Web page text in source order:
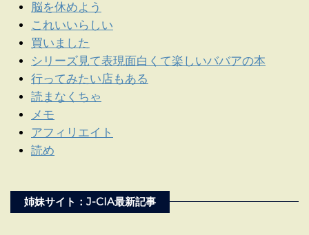
脳を休めよう
これいいらしい
買いました
シリーズ見て表現面白くて楽しいババアの本
行ってみたい店もある
読まなくちゃ
メモ
アフィリエイト
読め
姉妹サイト：J-CIA最新記事